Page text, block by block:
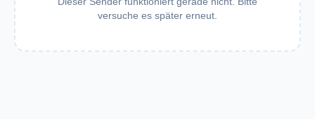
versuche es später erneut.